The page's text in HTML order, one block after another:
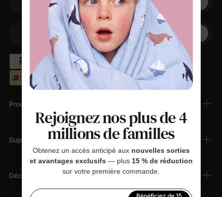
Produits
Support Client
Découvrir
Votre adresse électronique
Votre téléphone
Rejoignez nos plus de 4
millions de familles
Obtenez un accès anticipé aux nouvelles sorties
et avantages exclusifs — plus 15 % de réduction
sur votre première commande.